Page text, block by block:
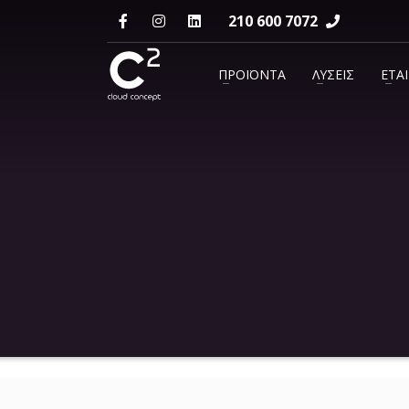
ΕΠΙΚΟΙΝΩΝΙΑ
support@c2.gr
210 600 7072
ΠΡΟΪΟΝΤΑ ΛΥΣΕΙΣ